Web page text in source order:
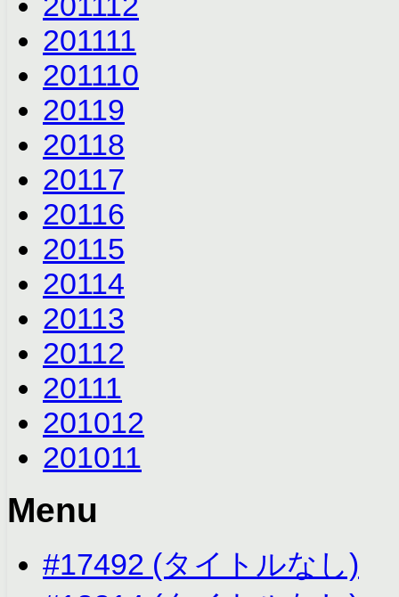
201111
201110
20119
20118
20117
20116
20115
20114
20113
20112
20111
201012
201011
Menu
#17492 (タイトルなし)